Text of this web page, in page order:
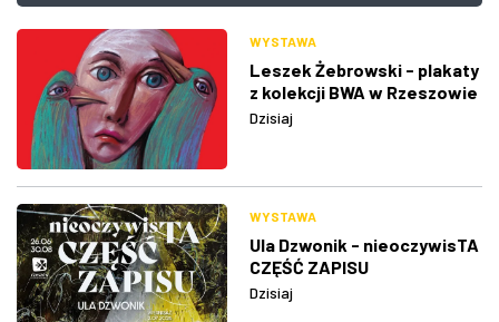
WYSTAWA
Leszek Żebrowski - plakaty
z kolekcji BWA w Rzeszowie
Dzisiaj
WYSTAWA
Ula Dzwonik - nieoczywisTA
CZĘŚĆ ZAPISU
Dzisiaj